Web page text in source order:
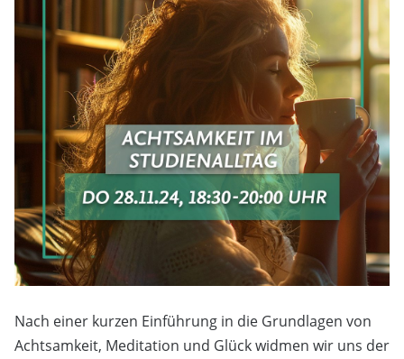
Nach einer kurzen Einführung in die Grundlagen von
Achtsamkeit, Meditation und Glück widmen wir uns der